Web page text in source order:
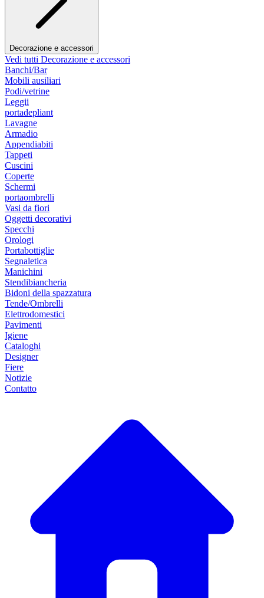
Decorazione e accessori
Vedi tutti Decorazione e accessori
Banchi/Bar
Mobili ausiliari
Podi/vetrine
Leggii
portadepliant
Lavagne
Armadio
Appendiabiti
Tappeti
Cuscini
Coperte
Schermi
portaombrelli
Vasi da fiori
Oggetti decorativi
Specchi
Orologi
Portabottiglie
Segnaletica
Manichini
Stendibiancheria
Bidoni della spazzatura
Tende/Ombrelli
Elettrodomestici
Pavimenti
Igiene
Cataloghi
Designer
Fiere
Notizie
Contatto